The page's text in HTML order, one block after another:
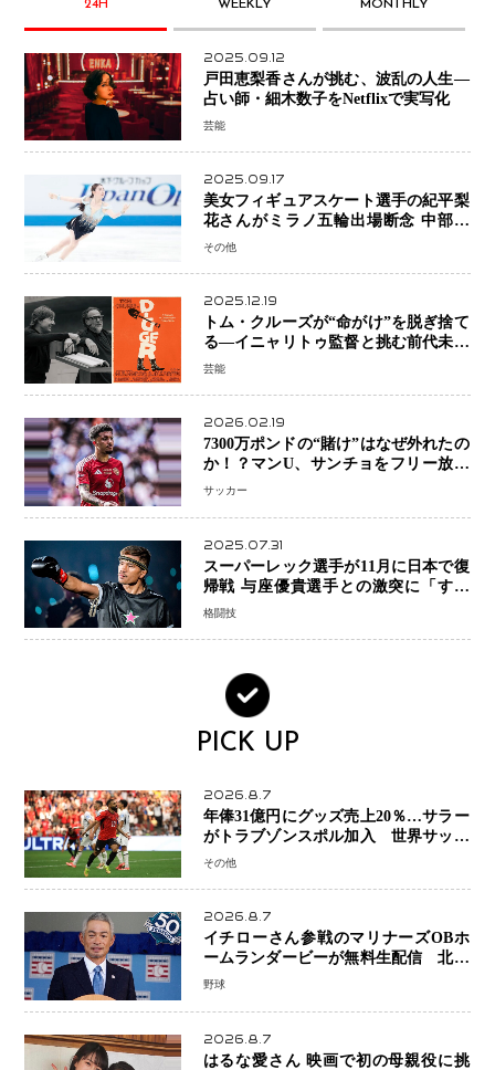
24H WEEKLY MONTHLY
2025.09.12
戸田恵梨香さんが挑む、波乱の人生―
占い師・細木数子をNetflixで実写化
芸能
2025.09.17
美女フィギュアスケート選手の紀平梨
花さんがミラノ五輪出場断念 中部選
手権欠場を発表「安全最優先の判断」
その他
2025.12.19
トム・クルーズが“命がけ”を脱ぎ捨て
る―イニャリトゥ監督と挑む前代未聞
の大惨事コメディ「DIGGER ディガ
芸能
2026.02.19
7300万ポンドの“賭け”はなぜ外れたの
か！？マンU、サンチョをフリー放出
へ・・・補強戦略の転換点に
サッカー
2025.07.31
スーパーレック選手が11月に日本で復
帰戦 与座優貴選手との激突に「すべ
ての技術を見せたい」
格闘技
PICK UP
2026.8.7
年俸31億円にグッズ売上20％…サラー
がトラブゾンスポル加入 世界サッカ
ーは「五大リーグ一強」から新時代へ
その他
2026.8.7
イチローさん参戦のマリナーズOBホ
ームランダービーが無料生配信 北米
ならではの“魅せる興行”に世界が注目
野球
2026.8.7
はるな愛さん 映画で初の母親役に挑